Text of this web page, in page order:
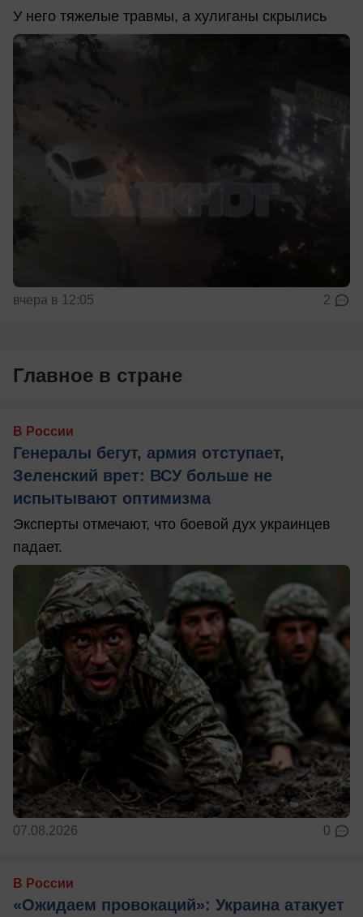
У него тяжелые травмы, а хулиганы скрылись
вчера в 12:05 2
Главное в стране
В России
Генералы бегут, армия отступает,
Зеленский врет: ВСУ больше не
испытывают оптимизма
Эксперты отмечают, что боевой дух украинцев
падает.
07.08.2026 0
В России
«Ожидаем провокаций»: Украина атакует